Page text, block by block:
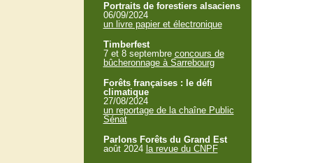
Portraits de forestiers alsaciens
06/09/2024
un livre papier et électronique
Timberfest
7 et 8 septembre concours de
bûcheronnage à Sarrebourg
Forêts françaises : le défi
climatique
27/08/2024
un reportage de la chaîne Public
Sénat
Parlons Forêts du Grand Est
août 2024 la revue du CNPF